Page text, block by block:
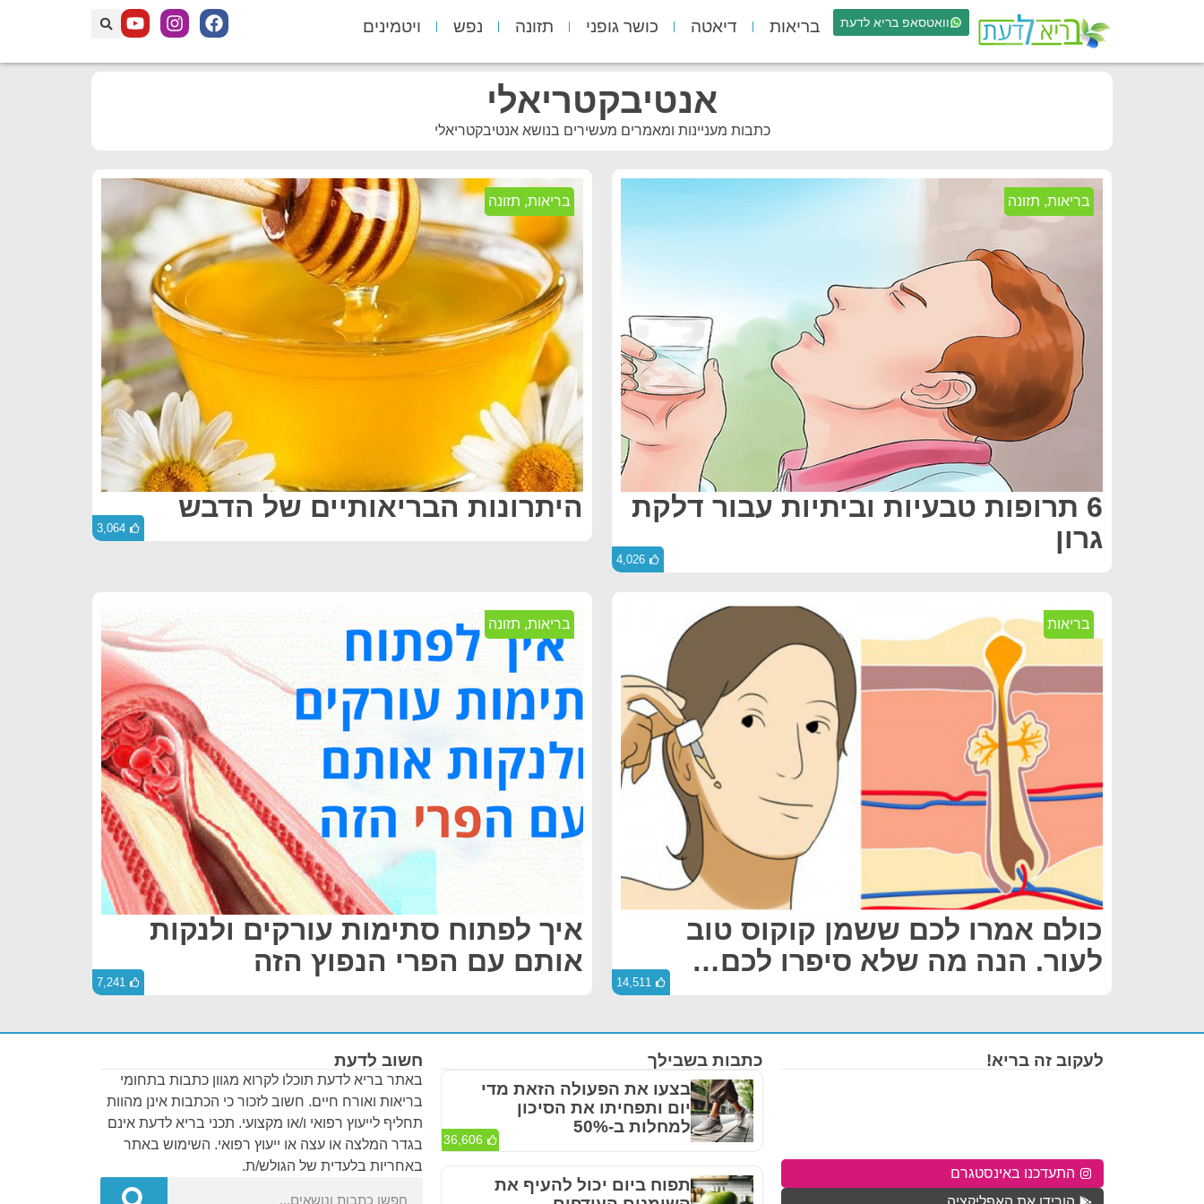
וואטסאפ בריא לדעת בריאות דיאטה כושר גופני תזונה נפש ויטמינים
אנטיבקטריאלי
כתבות מעניינות ומאמרים מעשירים בנושא אנטיבקטריאלי
בריאות, תזונה
6 תרופות טבעיות וביתיות עבור דלקת
גרון
4,026
בריאות, תזונה
היתרונות הבריאותיים של הדבש
3,064
בריאות
כולם אמרו לכם ששמן קוקוס טוב
לעור. הנה מה שלא סיפרו לכם…
14,511
בריאות, תזונה
איך לפתוח סתימות עורקים ולנקות
אותם עם הפרי הנפוץ הזה
7,241
חשוב לדעת
באתר בריא לדעת תוכלו לקרוא מגוון כתבות בתחומי
בריאות ואורח חיים. חשוב לזכור כי הכתבות אינן מהוות
תחליף לייעוץ רפואי ו/או מקצועי. תכני בריא לדעת אינם
בגדר המלצה או עצה או ייעוץ רפואי. השימוש באתר
באחריות בלעדית של הגולש/ת.
כתבות בשבילך
בצעו את הפעולה הזאת מדי
יום ותפחיתו את הסיכון
למחלות ב-50%
36,606
תפוח ביום יכול להעיף את
לעקוב זה בריא!
התעדכנו באינסטגרם